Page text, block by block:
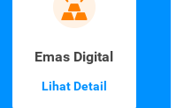
Emas Digital
Lihat Detail